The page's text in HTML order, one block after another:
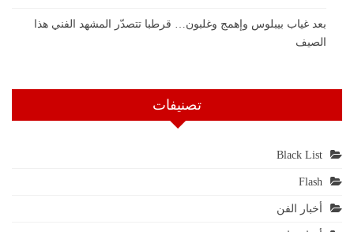
بعد غياب بيبلوس وإهمج وغلبون… قرطبا تتصدّر المشهد الفني هذا
الصيف
تصنيفات
Black List
Flash
أخبار الفن